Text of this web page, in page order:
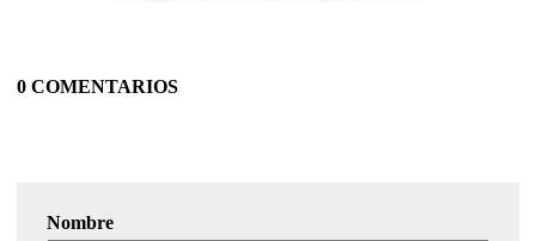
0 COMENTARIOS
Nombre